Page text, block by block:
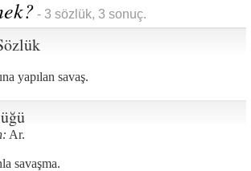
- 3 sözlük, 3 sonuç.
yapılan savaş.
Ar.
savaşma.